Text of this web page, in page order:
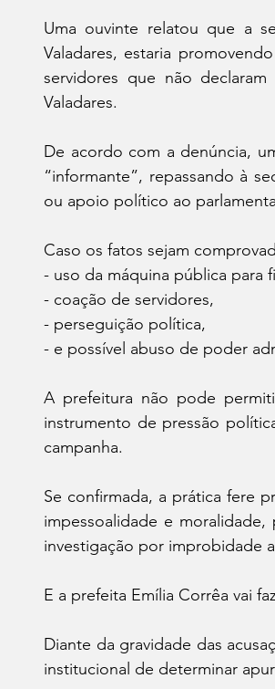
Uma ouvinte relatou que a
Valadares, estaria
servidores que não
Valadares.
De acordo com a denúncia,
“informante”, repassando à
ou apoio político ao
Caso os fatos sejam
- uso da máquina pública para
- coação de servidores,
- perseguição política,
- e possível abuso de poder
A prefeitura não pode
instrumento de pressão
campanha.
Se confirmada, a prática fere
impessoalidade e
investigação por improbidade
E a prefeita Emília Corrêa vai
Diante da gravidade das
institucional de determinar